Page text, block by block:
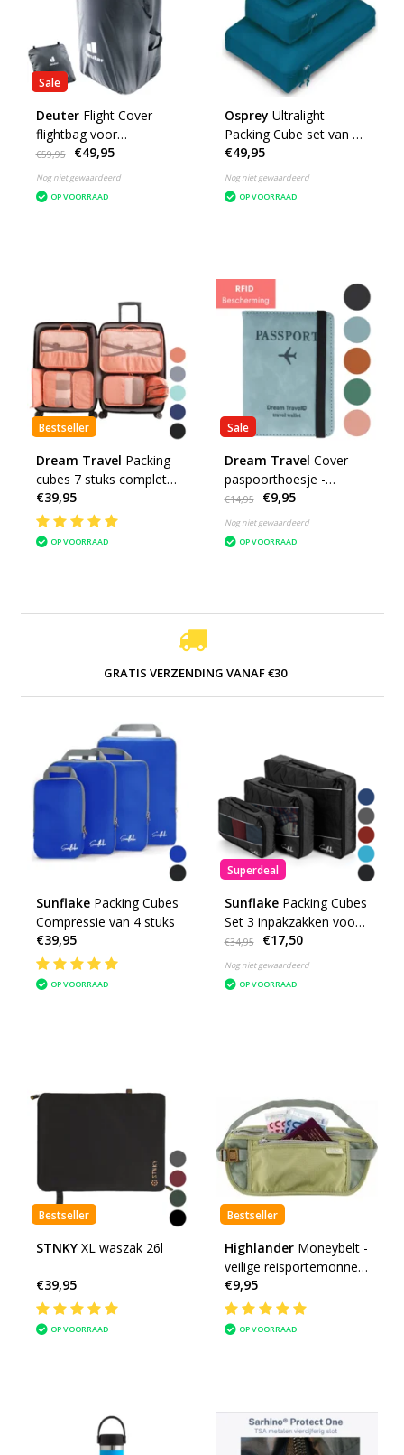
Sale
Deuter Flight Cover
flightbag voor
backpacks - zwart
€59,95 €49,95
Nog niet gewaardeerd
OP VOORRAAD
Osprey Ultralight
Packing Cube set van 3
packing cubes
inpakzakken
€49,95
Nog niet gewaardeerd
OP VOORRAAD
Bestseller
Dream Travel Packing
cubes 7 stuks complete
set
€39,95
OP VOORRAAD
Sale
Dream Travel Cover
paspoorthoesje -
reisportemonnee
€14,95 €9,95
Nog niet gewaardeerd
OP VOORRAAD
GRATIS VERZENDING VANAF €30
Sunflake Packing Cubes
Compressie van 4 stuks
€39,95
OP VOORRAAD
Superdeal
Sunflake Packing Cubes
Set 3 inpakzakken voor
backpack of koffer
€34,95 €17,50
Nog niet gewaardeerd
OP VOORRAAD
Bestseller
STNKY XL waszak 26l
€39,95
OP VOORRAAD
Bestseller
Highlander Moneybelt -
veilige reisportemonnee
- beige
€9,95
OP VOORRAAD